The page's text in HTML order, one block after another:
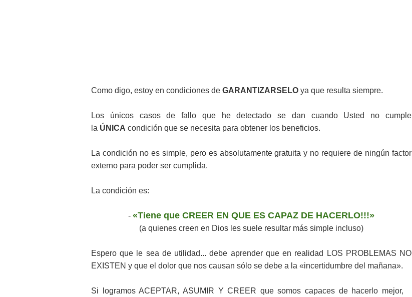
Como digo, estoy en condiciones de GARANTIZARSELO ya que resulta siempre.
Los únicos casos de fallo que he detectado se dan cuando Usted no cumple
la ÚNICA condición que se necesita para obtener los beneficios.
La condición no es simple, pero es absolutamente gratuita y no requiere de ningún factor
externo para poder ser cumplida.
La condición es:
- «Tiene que CREER EN QUE ES CAPAZ DE HACERLO!!!»
(a quienes creen en Dios les suele resultar más simple incluso)
Espero que le sea de utilidad... debe aprender que en realidad LOS PROBLEMAS NO
EXISTEN y que el dolor que nos causan sólo se debe a la «incertidumbre del mañana».
Si logramos ACEPTAR, ASUMIR Y CREER que somos capaces de hacerlo mejor,